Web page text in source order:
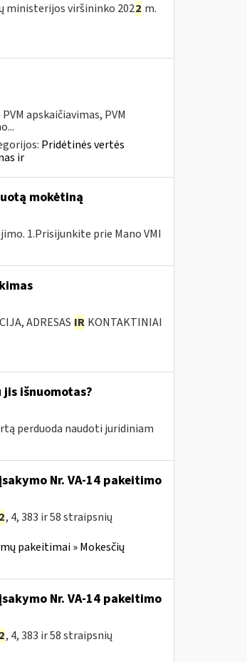
ministerijos viršininko 2022 m.
apskaičiavimas, PVM
Pridėtinės vertės
ir
mokėtiną
1.Prisijunkite prie Mano VMI
ADRESAS IR KONTAKTINIAI
išnuomotas?
perduoda naudoti juridiniam
Nr. VA-14 pakeitimo
2, 4, 383 ir 58 straipsnių
pakeitimai » Mokesčių
Nr. VA-14 pakeitimo
2, 4, 383 ir 58 straipsnių